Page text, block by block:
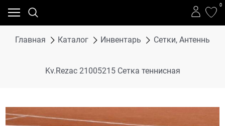
0
Главная Каталог Инвентарь Сетки, Антенны,
Kv.Rezac 21005215 Сетка теннисная